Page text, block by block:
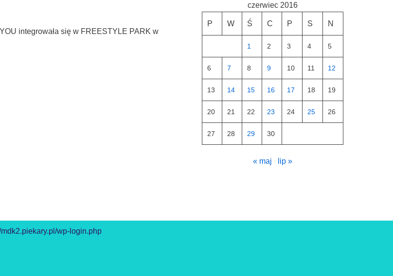
integrowała się w FREESTYLE PARK w
czerwiec 2016
P W Ś C P S N
1 2 3 4 5
6 7 8 9 10 11 12
13 14 15 16 17 18 19
20 21 22 23 24 25 26
27 28 29 30
« maj lip »
mdk2.piekary.pl/wp-login.php